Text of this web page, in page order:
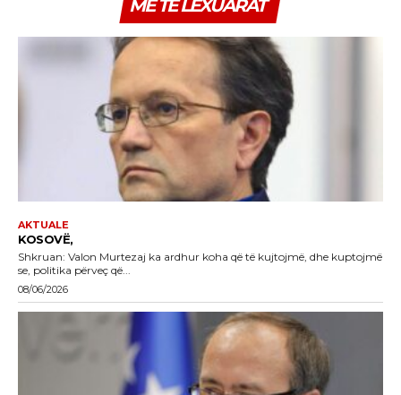
MË TË LEXUARAT
AKTUALE
KOSOVË,
Shkruan: Valon Murtezaj ka ardhur koha që të kujtojmë, dhe kuptojmë
se, politika përveç që...
08/06/2026